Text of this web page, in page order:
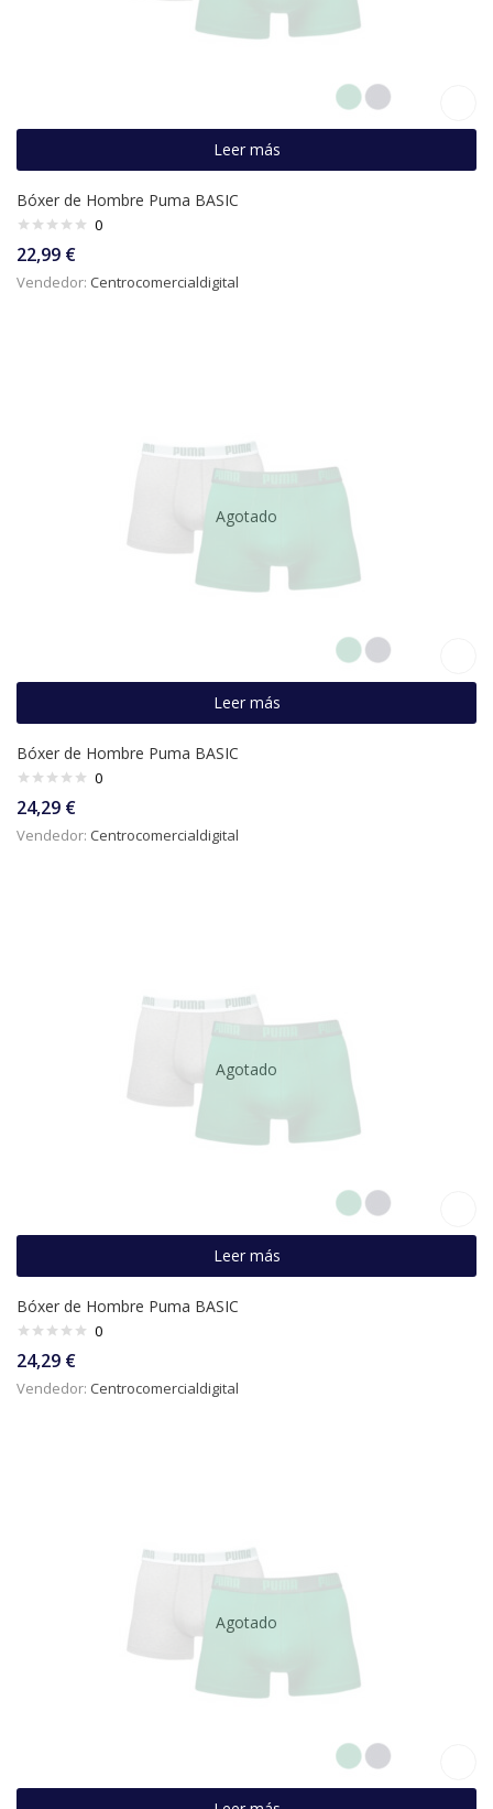
Leer más
Bóxer de Hombre Puma BASIC
0
22,99 €
Vendedor: Centrocomercialdigital
Agotado
Leer más
Bóxer de Hombre Puma BASIC
0
24,29 €
Vendedor: Centrocomercialdigital
Agotado
Leer más
Bóxer de Hombre Puma BASIC
0
24,29 €
Vendedor: Centrocomercialdigital
Agotado